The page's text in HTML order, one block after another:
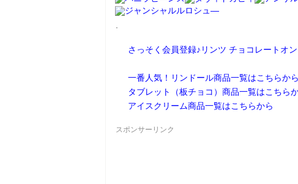
.
さっそく会員登録♪リンツ チョコレートオ
一番人気！リンドール商品一覧はこちらから
タブレット（板チョコ）商品一覧はこちら
アイスクリーム商品一覧はこちらから
スポンサーリンク